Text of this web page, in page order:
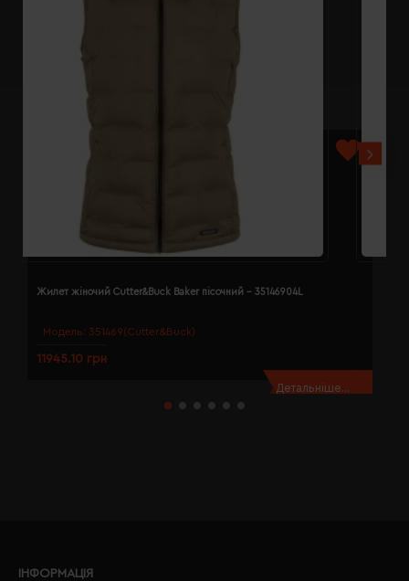
Модель: 351469(Cutter&Buck)
Жилет жіночий Cutter&Buck Baker пісочний - 35146904L
11945.10 грн
Детальніше...
ІНФОРМАЦІЯ